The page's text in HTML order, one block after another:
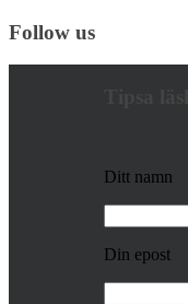
Follow us
Ditt namn
Din epost